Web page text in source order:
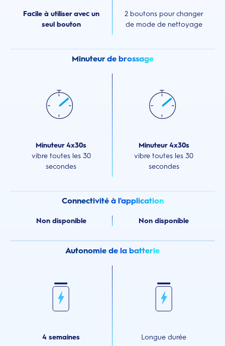
Facile à utiliser avec un
seul bouton
2 boutons pour changer
de mode de nettoyage
Minuteur de brossage
Minuteur 4x30s
vibre toutes les 30
secondes
Minuteur 4x30s
vibre toutes les 30
secondes
Connectivité à l'application
Non disponible Non disponible
Autonomie de la batterie
4 semaines Longue durée